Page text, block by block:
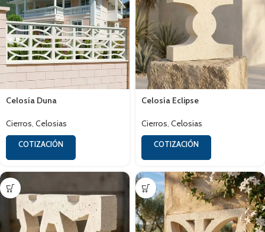
Celosía Duna
Cierros, Celosias
COTIZACIÓN
Celosía Eclipse
Cierros, Celosias
COTIZACIÓN